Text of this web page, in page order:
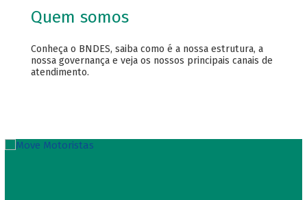
Quem somos
Conheça o BNDES, saiba como é a nossa estrutura, a
nossa governança e veja os nossos principais canais de
atendimento.